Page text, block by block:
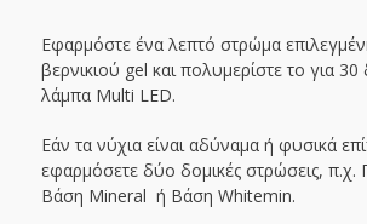
Εφαρμόστε ένα λεπτό στρώμα
βερνικιού gel και πολυμερίστε το για
λάμπα Multi LED.
Εάν τα νύχια είναι αδύναμα ή φυσικά
εφαρμόσετε δύο δομικές στρώσεις, π.χ.
Βάση Mineral ή Βάση Whitemin.